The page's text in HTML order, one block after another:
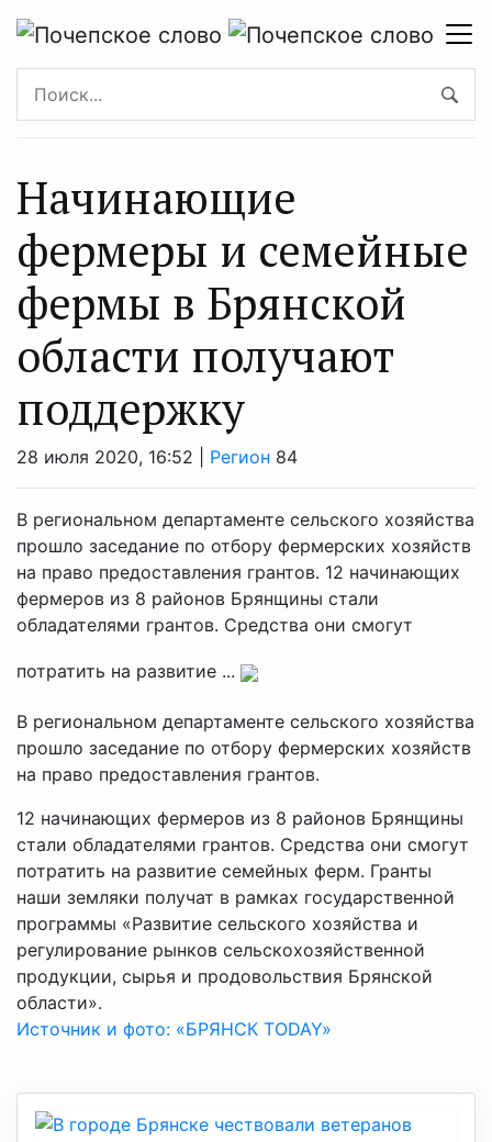
Начинающие
фермеры и семейные
фермы в Брянской
области получают
поддержку
28 июля 2020, 16:52 | Регион 84
В региональном департаменте сельского хозяйства
прошло заседание по отбору фермерских хозяйств
на право предоставления грантов. 12 начинающих
фермеров из 8 районов Брянщины стали
обладателями грантов. Средства они смогут
потратить на развитие ...
В региональном департаменте сельского хозяйства
прошло заседание по отбору фермерских хозяйств
на право предоставления грантов.
12 начинающих фермеров из 8 районов Брянщины
стали обладателями грантов. Средства они смогут
потратить на развитие семейных ферм. Гранты
наши земляки получат в рамках государственной
программы «Развитие сельского хозяйства и
регулирование рынков сельскохозяйственной
продукции, сырья и продовольствия Брянской
области».
Источник и фото: «БРЯНСК TODAY»